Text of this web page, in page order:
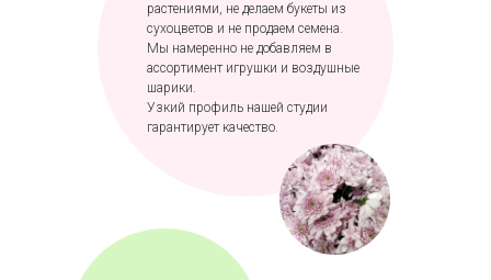
растениями, не делаем букеты из
сухоцветов и не продаем семена.
Мы намеренно не добавляем в
ассортимент игрушки и воздушные
шарики.
Узкий профиль нашей студии
гарантирует качество.